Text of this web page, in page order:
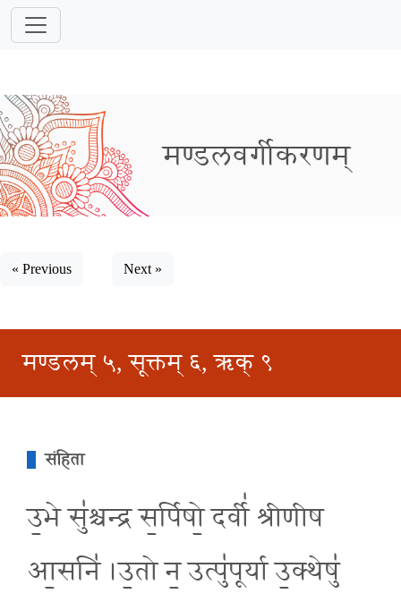
मण्डलवर्गीकरणम्
« Previous Next »
मण्डलम् ५, सूक्तम् ६, ऋक् ९
संहिता
उ॒भे सु॑श्चन्द्र स॒र्पिषो॒ दर्वी॑ श्रीणीष
आ॒सनि॑ ।उ॒तो न॒ उत्पु॑पूर्या उ॒क्थेषु॑